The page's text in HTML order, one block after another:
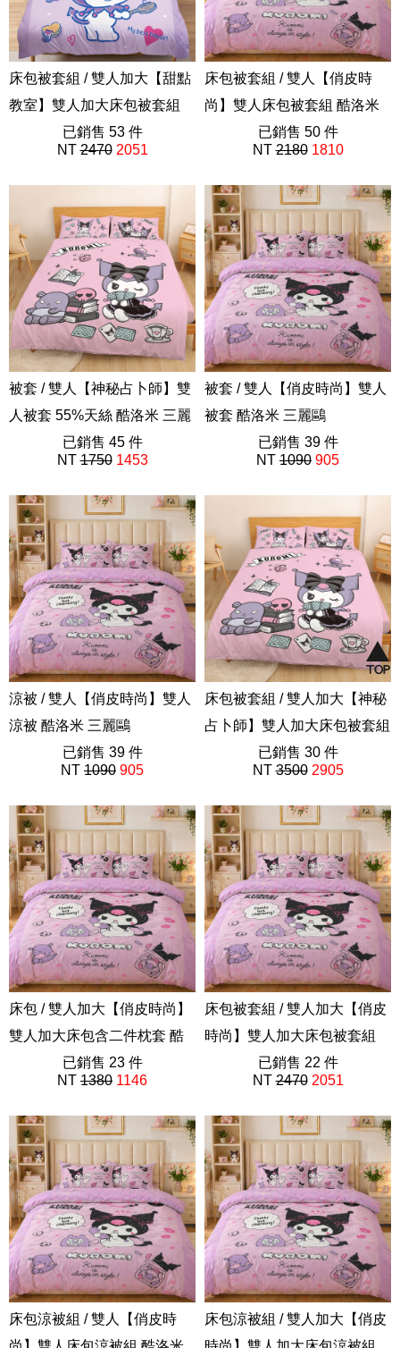
床包被套組 / 雙人加大【甜點
教室】雙人加大床包被套組
酷洛米 三麗鷗
ABE201
已銷售 53 件
NT2470 2051
床包被套組 / 雙人【俏皮時
尚】雙人床包被套組 酷洛米
ABF201
已銷售 50 件
NT2180 1810
被套 / 雙人【神秘占卜師】雙
人被套 55%天絲 酷洛米 三麗
ABF101
已銷售 45 件
NT1750 1453
被套 / 雙人【俏皮時尚】雙人
被套 酷洛米 三麗鷗
已銷售 39 件
NT 1090 905
涼被 / 雙人【俏皮時尚】雙人
涼被 酷洛米 三麗鷗
已銷售 39 件
NT 1090 905
床包被套組 / 雙人加大【神秘
占卜師】雙人加大床包被套組
55%天絲 酷洛米 三麗鷗
ABF101
已銷售 30 件
NT3500 2905
床包 / 雙人加大【俏皮時尚】
雙人加大床包含二件枕套 酷
洛米 三麗鷗
ABF201
已銷售 23 件
NT 1380 1146
床包被套組 / 雙人加大【俏皮
時尚】雙人加大床包被套組
酷洛米 三麗鷗
ABF201
已銷售 22 件
NT2470 2051
床包涼被組 / 雙人【俏皮時
床包涼被組 / 雙人加大【俏皮